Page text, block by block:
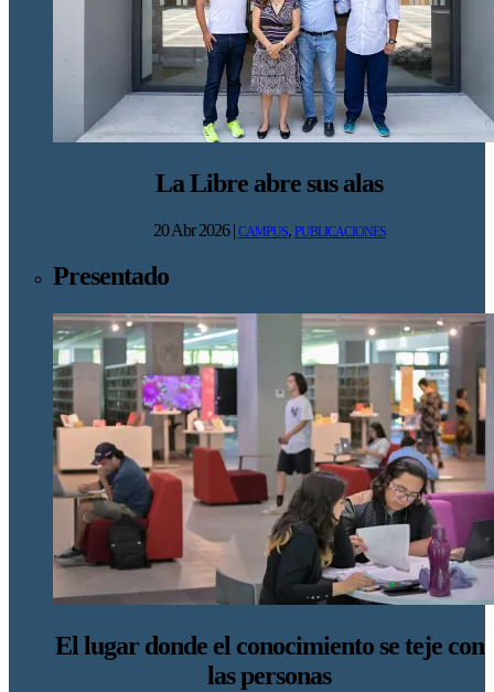
La Libre abre sus alas
20 Abr 2026| CAMPUS, PUBLICACIONES
Presentado
El lugar donde el conocimiento se teje con
las personas